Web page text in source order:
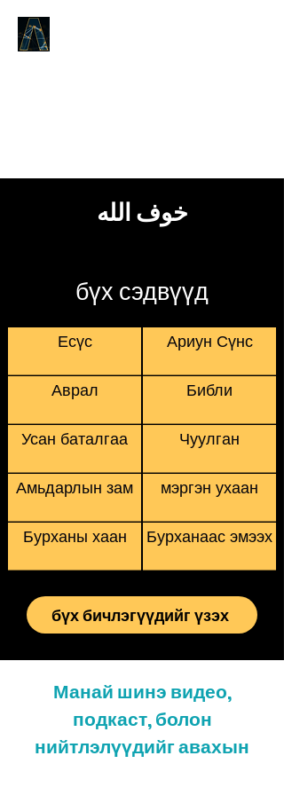
خوف الله
бүх сэдвүүд
Есүс
Аврал
Усан баталгаа
Амьдарлын зам
Бурханы хаан
Ариун Сүнс
Библи
Чуулган
мэргэн ухаан
Бурханаас эмээх
бүх бичлэгүүдийг үзэх
Манай шинэ видео,
подкаст, болон
нийтлэлүүдийг авахын